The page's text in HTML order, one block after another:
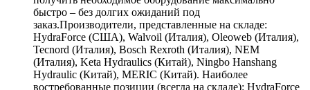
быстро – без долгих ожиданий под
заказ.Производители, представленные на складе:
HydraForce (США), Walvoil (Италия), Oleoweb (Италия),
Tecnord (Италия), Bosch Rexroth (Италия), NEM
(Италия), Keta Hydraulics (Китай), Ningbo Hanshang
Hydraulic (Китай), MERIC (Китай). Наиболее
востребованные позиции (всегда на складе): HydraForce